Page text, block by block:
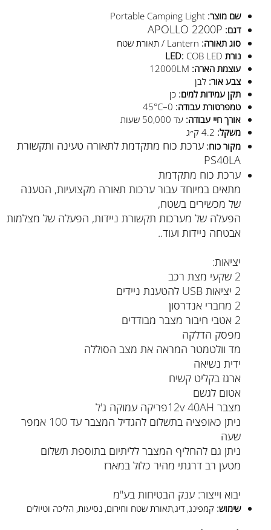
שם מוצר:
דגם: APOLLO 2200P
סוג תאורה:
נורת LED: COB LED
עוצמת הארה:
צבע אור: לבן
תקן עמידות למים: כן
טמפרטורת עבודה:
אורך חיי עבודה: עד 50,000 שעות
משקל:
מקור כוח: ערכת כוח מתקדמת לתאורה טעינה ותקשורת
PS40LA
ערכת כוח מתקדמת
מתאים במיוחד עבור ערכות תאורה מקצועיות, הטענה
של מכשירים בשטח,
הפעלה של מערכות תקשורת ניידות, הפעלה של מצלמות
אבטחה ניידות ועוד..
יציאות:
2 שקעי מצת רכב
2 יציאות USB להטענת ניידים
2 מחברי אנדרסון
2 אטבי חיבור מצבר מבודדים
מפסק הדלקה
מד וולטמטר המראה את מצב הסוללה
ידית נשיאה
ארגז בקליט קשיח
אטום לגשם
מצבר 12v 40AHפריקה עמוקה ג'ל
ניתן כאופציה בתשלום להגדיל המצבר עד 100 אמפר
שעה
ניתן גם להחליף המצבר לליתיום בתוספת תשלום
מטען רב דרגתי מהיר כלול במארז
יבוא וייצור: ענק הבטיחות בע"מ
שימוש: קמפינג, דיג,תאורת שטח וחירום, נסיעות, הליכה וטיולים